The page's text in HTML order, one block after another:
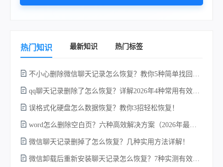
热门知识 最新知识 热门标签
误格式化硬盘怎么数据恢复？教你3招轻松恢复！
微信聊天记录删掉了怎么恢复？几种实用方法详解！